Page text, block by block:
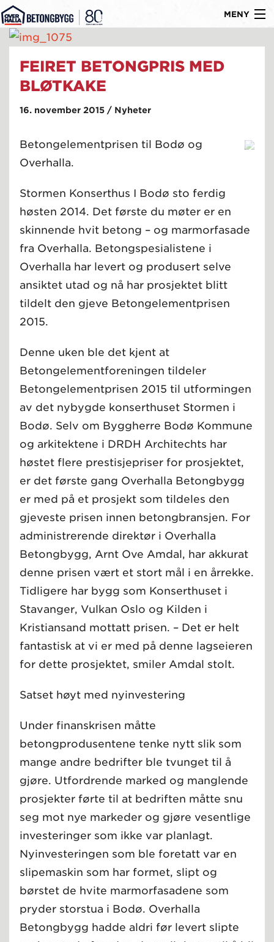
MENY
Om oss
Byggtyper
Produkter
Nyheter
Gå
innholdet
FEIRET BETONGPRIS MED
BLØTKAKE
16. november 2015 / Nyheter
Betongelementprisen til Bodø og
Overhalla.
Stormen Konserthus I Bodø sto ferdig
høsten 2014. Det første du møter er en
skinnende hvit betong – og marmorfasade
fra Overhalla. Betongspesialistene i
Overhalla har levert og produsert selve
ansiktet utad og nå har prosjektet blitt
tildelt den gjeve Betongelementprisen
2015.
Denne uken ble det kjent at
Betongelementforeningen tildeler
Betongelementprisen 2015 til utformingen
av det nybygde konserthuset Stormen i
Bodø. Selv om Byggherre Bodø Kommune
og arkitektene i DRDH Architechts har
høstet flere prestisjepriser for prosjektet,
er det første gang Overhalla Betongbygg
er med på et prosjekt som tildeles den
gjeveste prisen innen betongbransjen. For
administrerende direktør i Overhalla
Betongbygg, Arnt Ove Amdal, har akkurat
denne prisen vært et stort mål i en årrekke.
Tidligere har bygg som Konserthuset i
Stavanger, Vulkan Oslo og Kilden i
Kristiansand mottatt prisen. – Det er helt
fantastisk at vi er med på denne lagseieren
for dette prosjektet, smiler Amdal stolt.
Satset høyt med nyinvestering
Under finanskrisen måtte
betongprodusentene tenke nytt slik som
mange andre bedrifter ble tvunget til å
gjøre. Utfordrende marked og manglende
prosjekter førte til at bedriften måtte snu
seg mot nye markeder og gjøre vesentlige
investeringer som ikke var planlagt.
Nyinvesteringen som ble foretatt var en
slipemaskin som har formet, slipt og
børstet de hvite marmorfasadene som
pryder storstua i Bodø. Overhalla
Betongbygg hadde aldri før levert slipte